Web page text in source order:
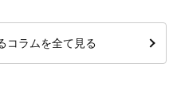
コラムを全て見る